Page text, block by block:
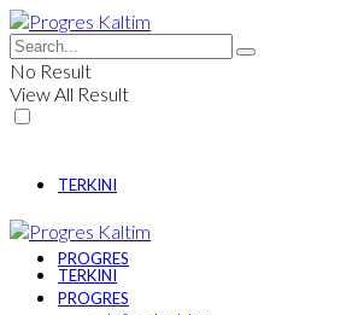
No Result
View All Result
TERKINI
PROGRES
TERKINI
PROGRES